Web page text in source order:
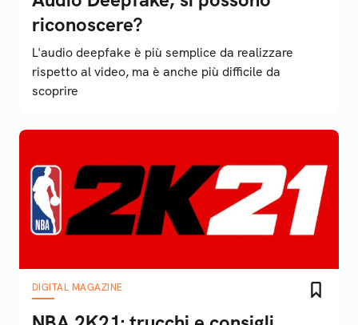
riconoscere?
L'audio deepfake è più semplice da realizzare
rispetto al video, ma è anche più difficile da
scoprire
DIGITAL MAGAZINE